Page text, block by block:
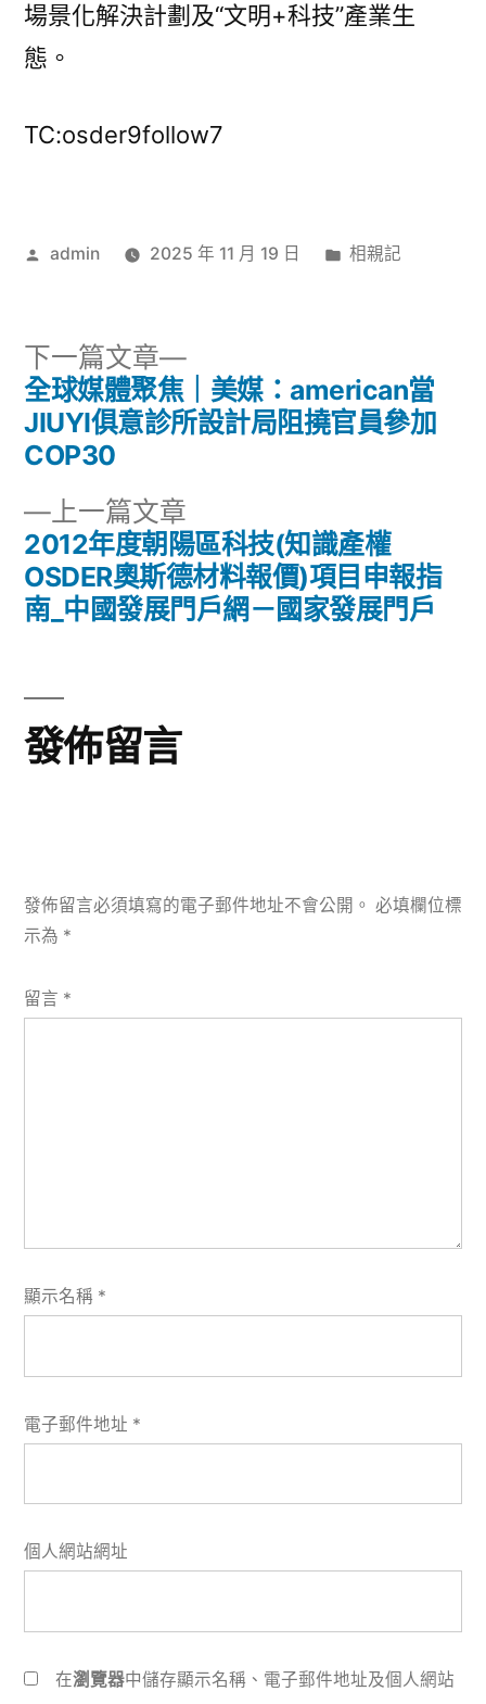
場景化解決計劃及“文明+科技”產業生
態。
TC:osder9follow7
作
admin 2025 年 11 月 19 日
分
相親記
文
章
導
覽
上一篇文章
一
篇
文
2012年度朝陽區科技(知識產權
OSDER奧斯德材料報價)項目申報指
南_中國發展門戶網－國家發展門戶
下一篇文章
下
一
篇
全球媒體聚焦｜美媒：american當
JIUYI俱意診所設計局阻撓官員參加
COP30
發佈留言
發佈留言必須填寫的電子郵件地址不會公開。 必填欄位標
示為 *
留言 *
顯示名稱 *
電子郵件地址 *
個人網站網址
在瀏覽器中儲存顯示名稱、電子郵件地址及個人網站